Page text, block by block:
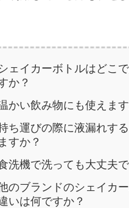
ェイカーボトルはどこ
か？
かい飲み物にも使えます
ち運びの際に液漏れす
ますか？
洗機で洗っても大丈夫
のブランドのシェイカ
いは何ですか？